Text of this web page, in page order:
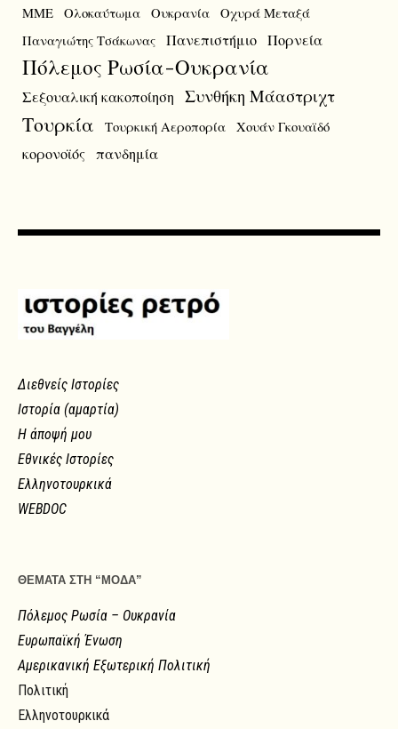
ΜΜΕ Ολοκαύτωμα Ουκρανία Οχυρά Μεταξά
Παναγιώτης Τσάκωνας Πανεπιστήμιο Πορνεία
Πόλεμος Ρωσία-Ουκρανία
Σεξουαλική κακοποίηση Συνθήκη Μάαστριχτ
Τουρκία Τουρκική Αεροπορία Χουάν Γκουαϊδό
κορονοϊός πανδημία
Διεθνείς Ιστορίες
Ιστορία (αμαρτία)
Η άποψή μου
Εθνικές Ιστορίες
Ελληνοτουρκικά
WEBDOC
ΘΕΜΑΤΑ ΣΤΗ “ΜΟΔΑ”
Πόλεμος Ρωσία – Ουκρανία
Ευρωπαϊκή Ένωση
Αμερικανική Εξωτερική Πολιτική
Πολιτική
Ελληνοτουρκικά